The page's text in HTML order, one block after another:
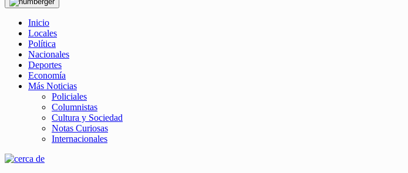
Inicio
Locales
Política
Nacionales
Deportes
Economía
Más Noticias
Policiales
Columnistas
Cultura y Sociedad
Notas Curiosas
Internacionales